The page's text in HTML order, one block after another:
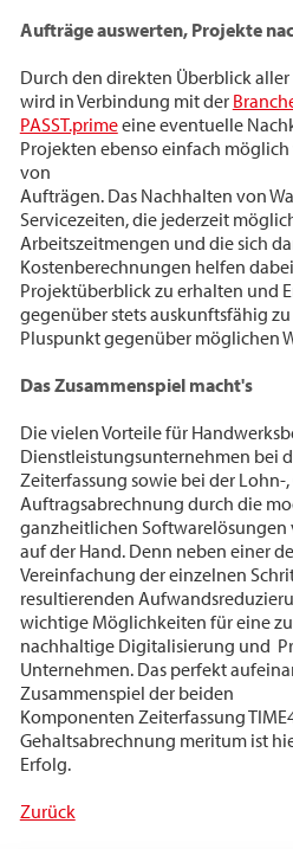
Aufträge auswerten, Projekte
Durch den direkten Überblick
wird in Verbindung mit der
PASST.primeeine eventuelle
Projekten ebenso einfach
von
Aufträgen. Das Nachhalten von
Servicezeiten, die jederzeit
Arbeitszeitmengen und die sich
Kostenberechnungen helfen
Projektüberblick zu erhalten und
gegenüber stets auskunftsfähig
Pluspunkt gegenüber möglichen
Das Zusammenspiel macht's
Die vielen Vorteile für
Dienstleistungsunternehmen bei
Zeiterfassung sowie bei der Lohn-
Auftragsabrechnung durch die
ganzheitlichen Softwarelösungen
auf der Hand. Denn neben einer
Vereinfachung der einzelnen
resultierenden
wichtige Möglichkeiten für eine
nachhaltige Digitalisierung und
Unternehmen. Das perfekt
Zusammenspiel der beiden
Komponenten Zeiterfassung
Gehaltsabrechnung meritum ist
Erfolg.
Zurück